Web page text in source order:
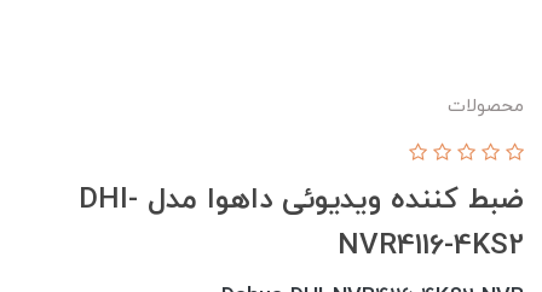
محصولات
ضبط کننده ویدیوئی داهوا مدل DHI-
NVR4116-4KS2